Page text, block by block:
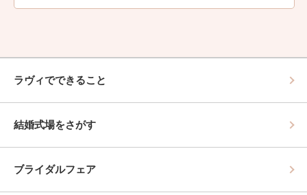
ラヴィでできること
結婚式場をさがす
ブライダルフェア